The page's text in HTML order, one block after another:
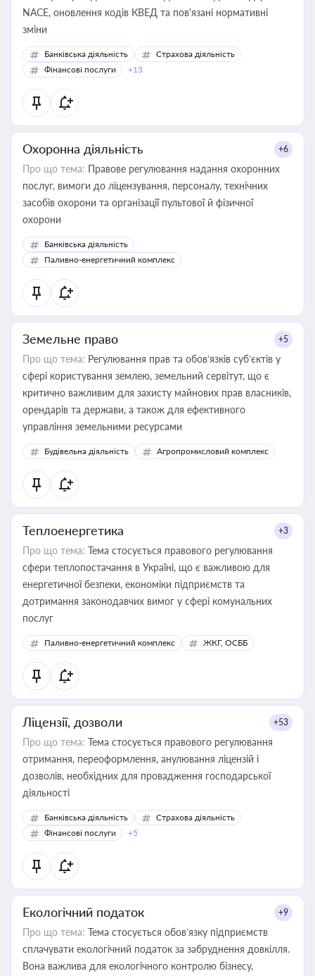
NACE, оновлення кодів КВЕД та пов'язані нормативні
зміни
Банківська діяльність
Страхова діяльність
Фінансові послуги
+13
Охоронна діяльність +6
Про що тема: Правове регулювання надання охоронних
послуг, вимоги до ліцензування, персоналу, технічних
засобів охорони та організації пультової й фізичної
охорони
Банківська діяльність
Паливно-енергетичний комплекс
Земельне право +5
Про що тема: Регулювання прав та обов’язків суб’єктів у
сфері користування землею, земельний сервітут, що є
критично важливим для захисту майнових прав власників,
орендарів та держави, а також для ефективного
управління земельними ресурсами
Будівельна діяльність Агропромисловий комплекс
Теплоенергетика +3
Про що тема: Тема стосується правового регулювання
сфери теплопостачання в Україні, що є важливою для
енергетичної безпеки, економіки підприємств та
дотримання законодавчих вимог у сфері комунальних
послуг
Паливно-енергетичний комплекс ЖКГ, ОСББ
Ліцензії, дозволи +53
Про що тема: Тема стосується правового регулювання
отримання, переоформлення, анулювання ліцензій і
дозволів, необхідних для провадження господарської
діяльності
Банківська діяльність
Страхова діяльність
Фінансові послуги
+5
Екологічний податок +9
Про що тема: Тема стосується обов’язку підприємств
сплачувати екологічний податок за забруднення довкілля.
Вона важлива для екологічного контролю бізнесу,